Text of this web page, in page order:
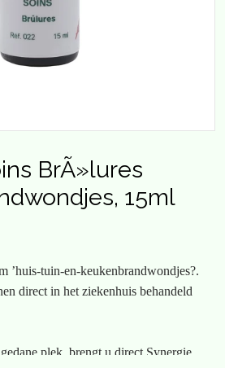
BrÃ»lures
15ml
’huis-tuin-en-keukenbrandwondjes?.
direct in het ziekenhuis behandeld
plek, brengt u direct Synergie